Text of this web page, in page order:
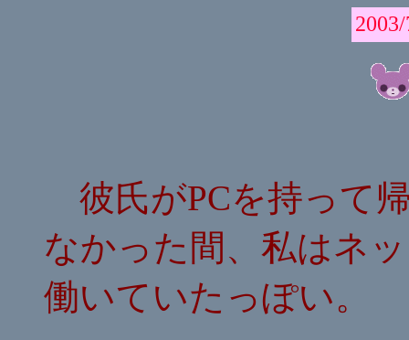
彼氏がPCを持って
なかった間、私はネ
働いていたっぽい。